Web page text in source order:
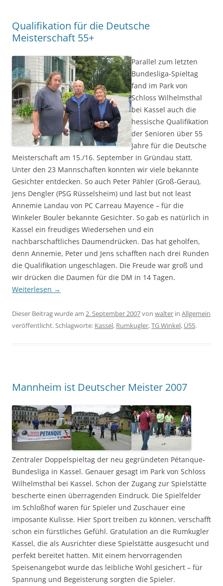
Qualifikation für die Deutsche
Meisterschaft 55+
Parallel zum letzten
Bundesliga-Spieltag
fand im Park von
Schloss Wilhelmsthal
bei Kassel auch die
hessische Qualifikation
der Senioren über 55
Jahre für die Deutsche
Meisterschaft am 15./16. September in Gründau statt.
Unter den 23 Mannschaften konnten wir viele bekannte
Gesichter entdecken. So auch Peter Pähler (Groß-Gerau),
Jens Dengler (PSG Rüsselsheim) und last but not least
Annemie Landau von PC Carreau Mayence – für die
Winkeler Bouler bekannte Gesichter. So gab es natürlich in
Kassel ein freudiges Wiedersehen und ein
nachbarschaftliches Daumendrücken. Das hat geholfen,
denn Annemie, Peter und Jens schafften nach drei Runden
die Qualifikation ungeschlagen. Die Freude war groß und
wir drücken die Daumen für die DM in 14 Tagen.
Weiterlesen →
Dieser Beitrag wurde am 2. September 2007von walter in Allgemein
veröffentlicht. Schlagworte: Kassel, Rumkugler,TG Winkel, Ü55.
Mannheim ist Deutscher Meister 2007
Zentraler Doppelspieltag der neu gegründeten Pétanque-
Bundesliga in Kassel. Genauer gesagt im Park von Schloss
Wilhelmsthal bei Kassel. Schon der Zugang zur Spielstätte
bescherte einen überragenden Eindruck. Die Spielfelder
im Schloßhof waren für Spieler und Zuschauer eine
imposante Kulisse. Hier Sport treiben zu können, verschafft
schon ein fürstliches Gefühl. Gratulation an die Rumkugler
Kassel, die als Ausrichter diese Spielstätte ausgesucht und
perfekt bereitet hatten. Mit einem hervorragenden
Speisenangebot wurde das leibliche Wohl gesichert – für
Spannung und Begeisterung sorgten die Spieler.